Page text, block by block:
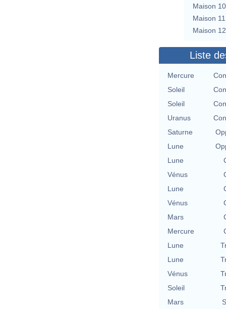
Maison 10
Maison 11
Maison 12
Liste
Mercure
Soleil
Soleil
Uranus
Saturne
Lune
Lune
Vénus
Lune
Vénus
Mars
Mercure
Lune
Lune
Vénus
Soleil
Mars